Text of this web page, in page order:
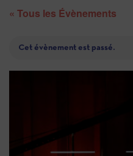
« Tous les Évènements
Cet évènement est passé.